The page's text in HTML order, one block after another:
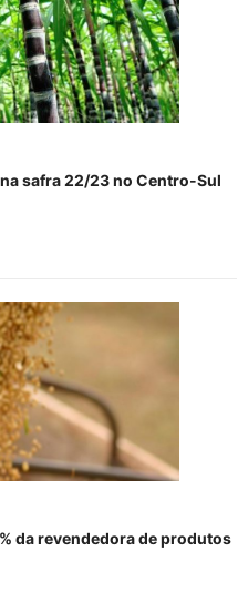
safra 22/23 no Centro-Sul
da revendedora de produtos